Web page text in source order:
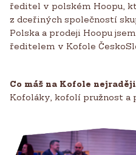
ředitel v polském Hoopu,
z dceřiných společností
Polska a prodeji Hoopu
ředitelem v Kofole
Co máš na Kofole
Kofoláky, kofolí pružnost a